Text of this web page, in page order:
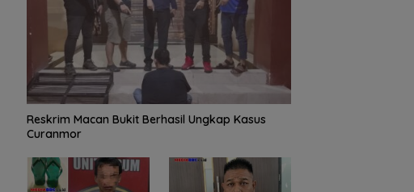
Reskrim Macan Bukit Berhasil Ungkap Kasus
Curanmor